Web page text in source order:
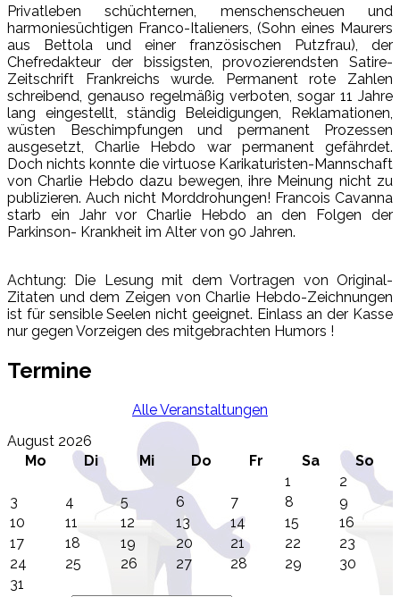
Privatleben schüchternen, menschenscheuen und
harmoniesüchtigen Franco-Italieners, (Sohn eines Maurers
aus Bettola und einer französischen Putzfrau), der
Chefredakteur der bissigsten, provozierendsten Satire-
Zeitschrift Frankreichs wurde. Permanent rote Zahlen
schreibend, genauso regelmäßig verboten, sogar 11 Jahre
lang eingestellt, ständig Beleidigungen, Reklamationen,
wüsten Beschimpfungen und permanent Prozessen
ausgesetzt, Charlie Hebdo war permanent gefährdet.
Doch nichts konnte die virtuose Karikaturisten-Mannschaft
von Charlie Hebdo dazu bewegen, ihre Meinung nicht zu
publizieren. Auch nicht Morddrohungen! Francois Cavanna
starb ein Jahr vor Charlie Hebdo an den Folgen der
Parkinson- Krankheit im Alter von 90 Jahren.
Achtung: Die Lesung mit dem Vortragen von Original-
Zitaten und dem Zeigen von Charlie Hebdo-Zeichnungen
ist für sensible Seelen nicht geeignet. Einlass an der Kasse
nur gegen Vorzeigen des mitgebrachten Humors !
Termine
Alle Veranstaltungen
August 2026
Mo
Di Mi Do Fr Sa
So
1
2
3
4 5 6 7 8
9
10
11 12 13 14 15
16
17
18 19 20 21 22
23
24
25 26 27 28 29
30
31